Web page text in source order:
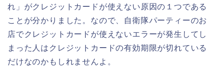
れ」がクレジットカードが使えない原因の１つである
ことが分かりました。なので、自衛隊パーティーのお
店でクレジットカードが使えないエラーが発生してし
まった人はクレジットカードの有効期限が切れている
だけなのかもしれませんよ。